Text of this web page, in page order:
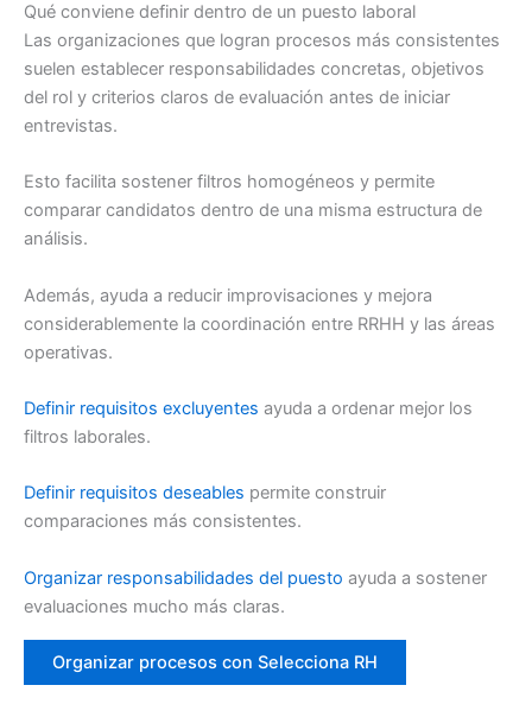
Qué conviene definir dentro de un puesto laboral
Las organizaciones que logran procesos más consistentes
suelen establecer responsabilidades concretas, objetivos
del rol y criterios claros de evaluación antes de iniciar
entrevistas.
Esto facilita sostener filtros homogéneos y permite
comparar candidatos dentro de una misma estructura de
análisis.
Además, ayuda a reducir improvisaciones y mejora
considerablemente la coordinación entre RRHH y las áreas
operativas.
Definir requisitos excluyentes ayuda a ordenar mejor los
filtros laborales.
Definir requisitos deseables permite construir
comparaciones más consistentes.
Organizar responsabilidades del puesto ayuda a sostener
evaluaciones mucho más claras.
Organizar procesos con Selecciona RH